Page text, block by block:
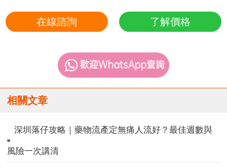
在線諮詢 了解價格
相關文章
深圳落仔攻略｜藥物流產定無痛人流好？最佳週數與
風險一次講清